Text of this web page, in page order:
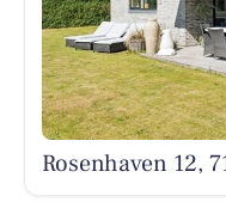
Rosenhaven 12,